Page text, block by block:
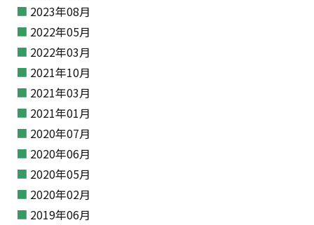
2023年08月
2022年05月
2022年03月
2021年10月
2021年03月
2021年01月
2020年07月
2020年06月
2020年05月
2020年02月
2019年06月